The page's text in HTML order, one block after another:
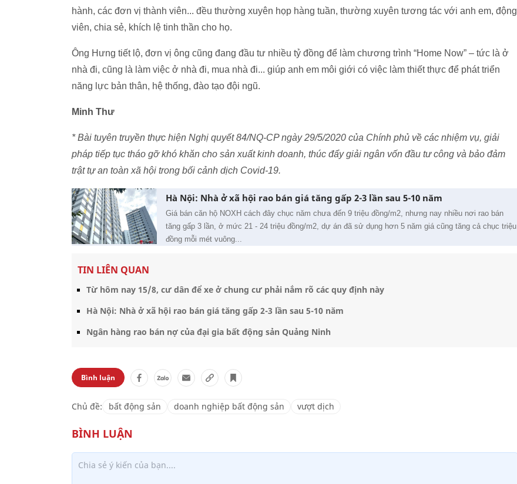
hành, các đơn vị thành viên... đều thường xuyên họp hàng tuần, thường xuyên tương tác với anh em, động
viên, chia sẻ, khích lệ tinh thần cho họ.
Ông Hưng tiết lộ, đơn vị ông cũng đang đầu tư nhiều tỷ đồng để làm chương trình “Home Now” – tức là ở
nhà đi, cũng là làm việc ở nhà đi, mua nhà đi... giúp anh em môi giới có việc làm thiết thực để phát triển
năng lực bản thân, hệ thống, đào tạo đội ngũ.
Minh Thư
* Bài tuyên truyền thực hiện Nghị quyết 84/NQ-CP ngày 29/5/2020 của Chính phủ về các nhiệm vụ, giải
pháp tiếp tục tháo gỡ khó khăn cho sản xuất kinh doanh, thúc đẩy giải ngân vốn đầu tư công và bảo đảm
trật tự an toàn xã hội trong bối cảnh dịch Covid-19.
Hà Nội: Nhà ở xã hội rao bán giá tăng gấp 2-3 lần sau 5-10 năm
Giá bán căn hộ NOXH cách đây chục năm chưa đến 9 triệu đồng/m2, nhưng nay nhiều nơi rao bán
tăng gấp 3 lần, ở mức 21 - 24 triệu đồng/m2, dự án đã sử dụng hơn 5 năm giá cũng tăng cả chục triệu
đồng mỗi mét vuông...
TIN LIÊN QUAN
Từ hôm nay 15/8, cư dân để xe ở chung cư phải nắm rõ các quy định này
Hà Nội: Nhà ở xã hội rao bán giá tăng gấp 2-3 lần sau 5-10 năm
Ngân hàng rao bán nợ của đại gia bất động sản Quảng Ninh
Bình luận
Chủ đề: bất động sản doanh nghiệp bất động sản vượt dịch